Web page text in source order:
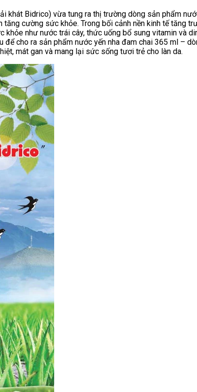
khát Bidrico) vừa tung ra thị trường dòng sản phẩm
cường sức khỏe. Trong bối cảnh nền kinh tế tăng
như nước trái cây, thức uống bổ sung vitamin và
cho ra sản phẩm nước yến nha đam chai 365 ml –
mát gan và mang lại sức sống tươi trẻ cho làn da.